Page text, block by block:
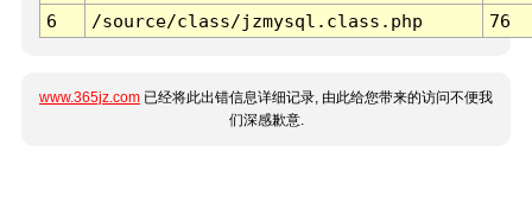
6
/source/class/jzmysql.class.php 76
www.365jz.com 已经将此出错信息详细记录, 由此给您带来的访问不便我
们深感歉意.